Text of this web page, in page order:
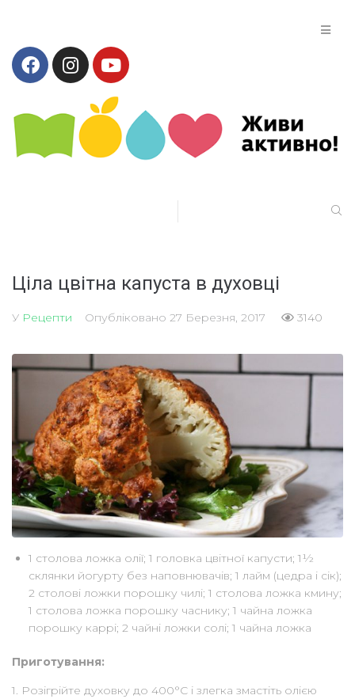
​Ціла цвітна капуста в духовці
У Рецепти Опубліковано 27 Березня, 2017 3140
1 столова ложка олії; 1 головка цвітної капусти; 1½
склянки йогурту без наповнювачів; 1 лайм (цедра і сік);
2 столові ложки порошку чилі; 1 столова ложка кмину;
1 столова ложка порошку часнику; 1 чайна ложка
порошку каррі; 2 чайні ложки солі; 1 чайна ложка
Приготування:
1. Розігрійте духовку до 400°С і злегка змастіть олією